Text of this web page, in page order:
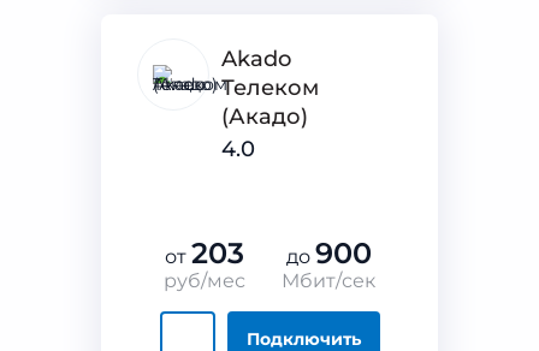
Akado
Телеком
(Акадо)
4.0
от 203
руб/мес
до 900
Мбит/сек
Подключить